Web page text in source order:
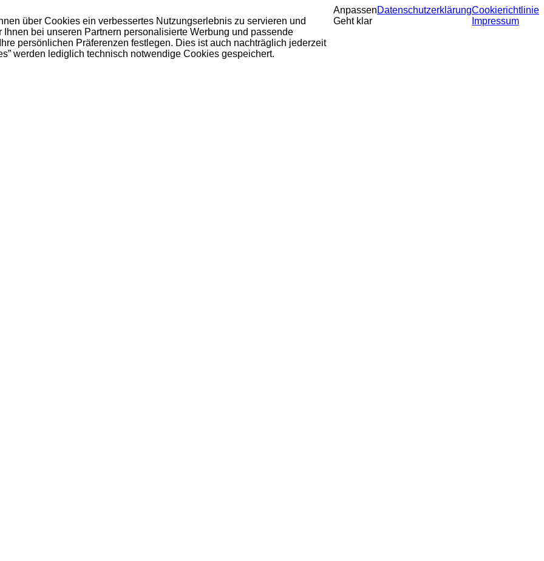
über Cookies ein verbessertes Nutzungserlebnis zu servieren und
bei unseren Partnern personalisierte Werbung und passende
persönlichen Präferenzen festlegen. Dies ist auch nachträglich jederzeit
werden lediglich technisch notwendige Cookies gespeichert.
Anpassen
Geht klar
DatenschutzerklärungCookierichtlinie
Impressum